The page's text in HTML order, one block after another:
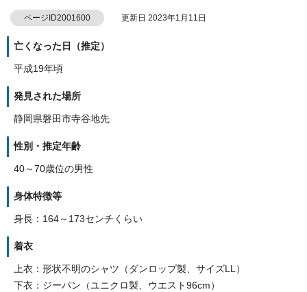
ページID2001600 更新日 2023年1月11日
亡くなった日（推定）
平成19年頃
発見された場所
静岡県磐田市寺谷地先
性別・推定年齢
40～70歳位の男性
身体特徴等
身長：164～173センチくらい
着衣
上衣：形状不明のシャツ（ダンロップ製、サイズLL）
下衣：ジーパン（ユニクロ製、ウエスト96cm）